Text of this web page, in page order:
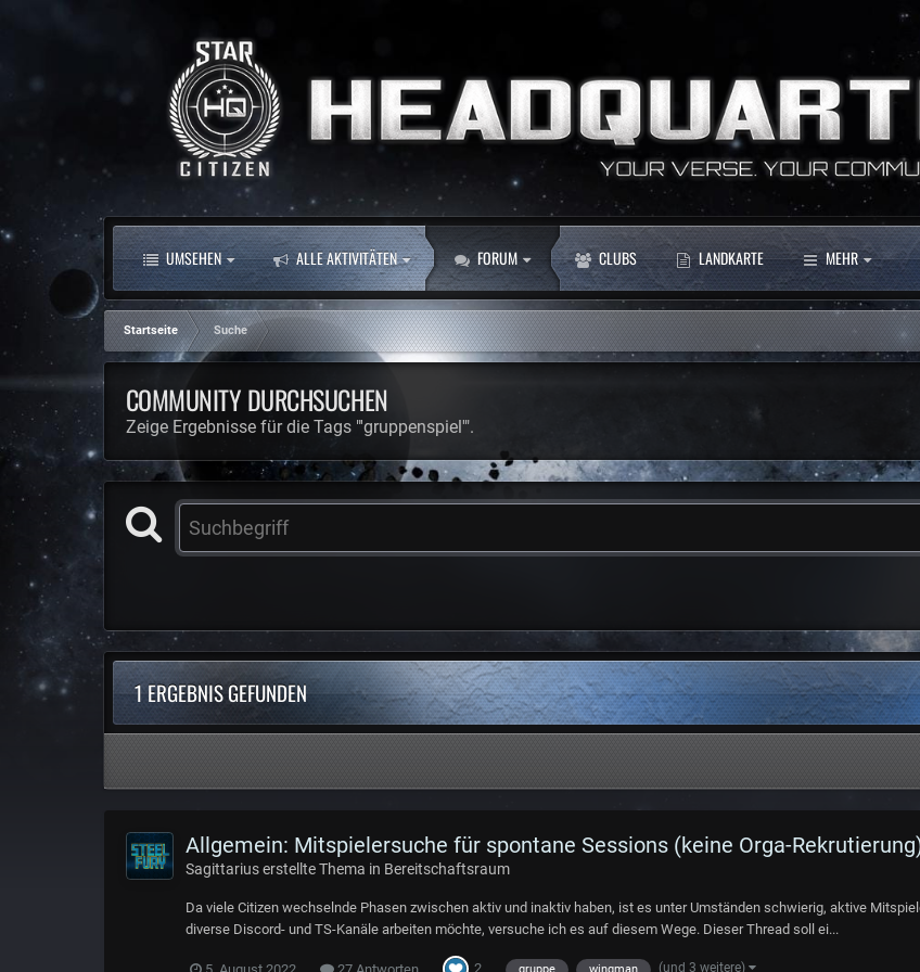
UMSEHEN ALLE AKTIVITÄTEN FORUM CLUBS LANDKARTE MEHR
Startseite
Suche
COMMUNITY DURCHSUCHEN
Zeige Ergebnisse für die Tags "'gruppenspiel'".
1 ERGEBNIS GEFUNDEN
Allgemein: Mitspielersuche für spontane Sessions (keine Orga-
Sagittariuserstellte Thema in Bereitschaftsraum
Da viele Citizen wechselnde Phasen zwischen aktiv und inaktiv haben, ist es unter Umständen schwierig, aktive
diverse Discord- und TS-Kanäle arbeiten möchte, versuche ich es auf diesem Wege. Dieser Thread soll ei...
2 gruppe wingman (und 3 weitere)